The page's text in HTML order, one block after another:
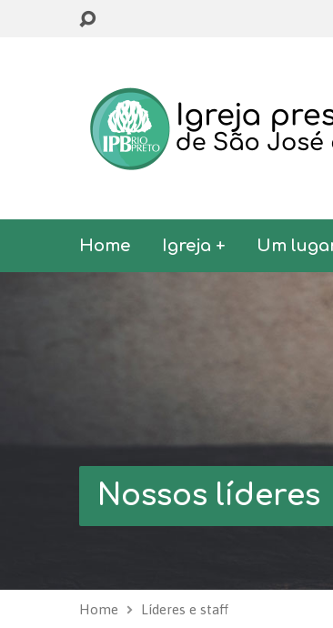
Home Igreja + Um
Nossos líderes
Home Líderes e staff